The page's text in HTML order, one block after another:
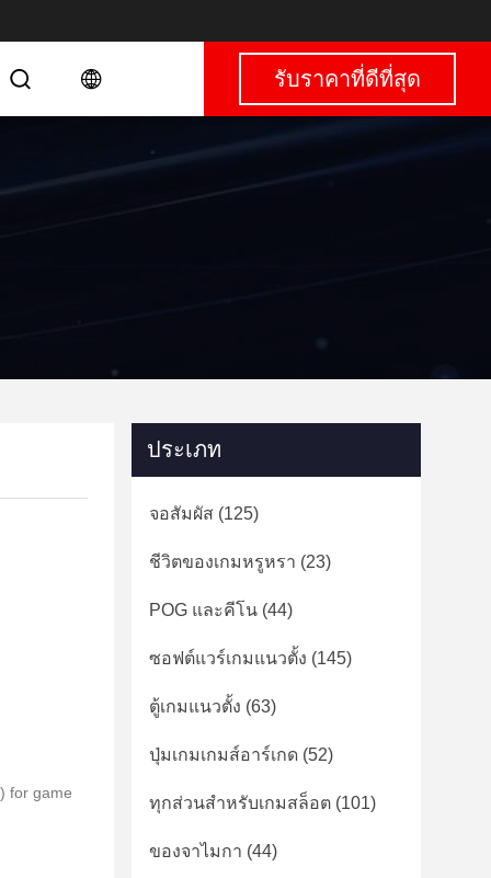
รับราคาที่ดีที่สุด
for game
ประเภท
จอสัมผัส (125)
ชีวิตของเกมหรูหรา (23)
POG และคีโน (44)
ซอฟต์แวร์เกมแนวตั้ง (145)
ตู้เกมแนวตั้ง (63)
ปุ่มเกมเกมส์อาร์เกด (52)
ทุกส่วนสำหรับเกมสล็อต (101)
ของจาไมกา (44)